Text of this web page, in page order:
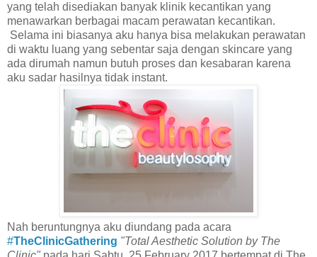
yang telah disediakan banyak klinik kecantikan yang
menawarkan berbagai macam perawatan kecantikan.
Selama ini biasanya aku hanya bisa melakukan perawatan
di waktu luang yang sebentar saja dengan skincare yang
ada dirumah namun butuh proses dan kesabaran karena
aku sadar hasilnya tidak instant.
Nah beruntungnya aku diundang pada acara
#TheClinicGathering "Total Aesthetic Solution by The